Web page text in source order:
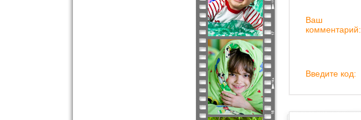
Ваш
комментарий:
Введите код: